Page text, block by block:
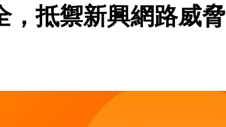
，抵禦新興網路威脅